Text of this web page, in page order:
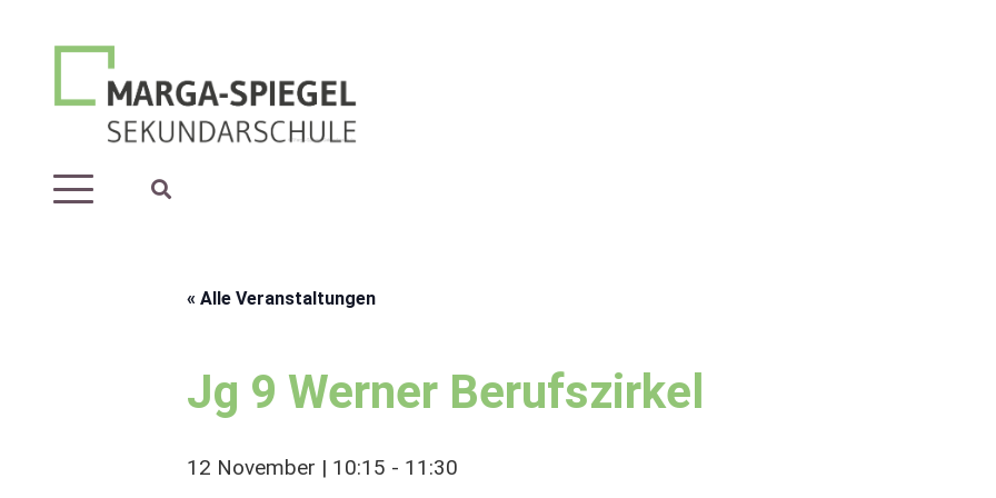
« Alle Veranstaltungen
Jg 9 Werner Berufszirkel
12 November | 10:15 - 11:30